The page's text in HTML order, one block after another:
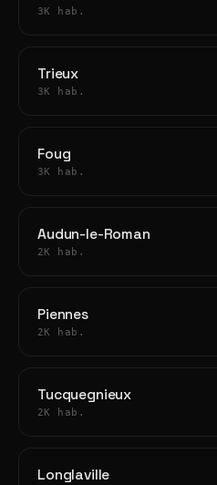
3K hab.
Trieux
3K hab.
Foug
3K hab.
Audun-le-Roman
2K hab.
Piennes
2K hab.
Tucquegnieux
2K hab.
Longlaville